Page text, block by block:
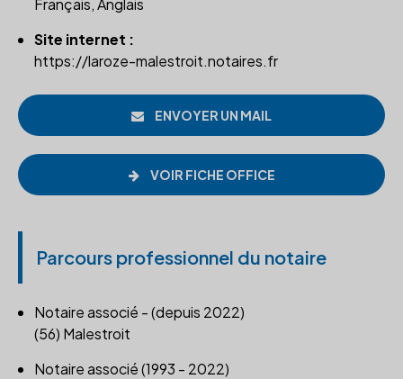
Français, Anglais
Site internet :
https://laroze-malestroit.notaires.fr
ENVOYER UN MAIL
VOIR FICHE OFFICE
Parcours professionnel du notaire
Notaire associé - (depuis 2022)
(56) Malestroit
Notaire associé (1993 - 2022)